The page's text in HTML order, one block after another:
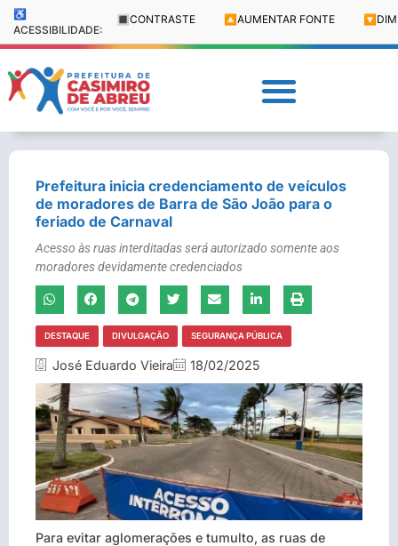
♿
ACESSIBILIDADE:
🔳 CONTRASTE 🔼 AUMENTAR FONTE 🔽
Prefeitura inicia credenciamento de veículos
de moradores de Barra de São João para o
feriado de Carnaval
Acesso às ruas interditadas será autorizado somente aos
moradores devidamente credenciados
DESTAQUE DIVULGAÇÃO SEGURANÇA PÚBLICA
José Eduardo Vieira 18/02/2025
Para evitar aglomerações e tumulto, as ruas de